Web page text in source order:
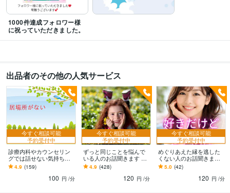
1000件達成フォロワー様
に祝っていただきました。
出品者のその他の人気サービス
今すぐ相談可能
予約受付中
診療内科やカウンセリン
グでは話せない気持ち伺
います ✨相手の表情を読
みすぎて自分を見失って
いる方のお話聞きます
4.9 (159)
100 円 /分
今すぐ相談可能
予約受付中
ずっと同じことを悩んで
いる人のお話聞きます 思
考のループを止め悩みの
原因を勇気を出して話し
4.9 (428)
120 円 /分
今すぐ相談可能
予約受付中
めぐりあえた縁を逃した
くない人のお話聞きます
占いジプシーは時間の無
駄。感情のコントロール
をお手伝いします
5.0 (42)
120 円 /分